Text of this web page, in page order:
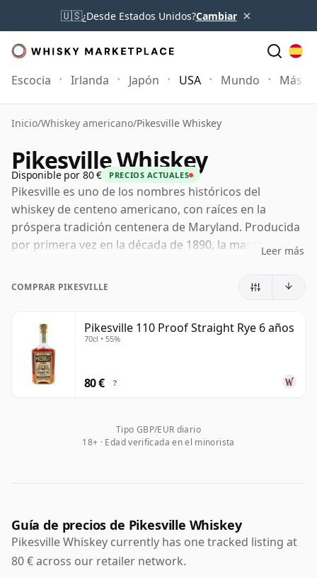
🇺🇸¿Desde Estados Unidos?Cambiar ×
Escocia Irlanda Japón USA Mundo Más
Inicio/Whiskey americano/Pikesville Whiskey
Pikesville Whiskey
Disponible por 80 € PRECIOS ACTUALES
Pikesville es uno de los nombres históricos del
whiskey de centeno americano, con raíces en la
próspera tradición centenera de Maryland. Producida
por primera vez en la década de 1890, la marca
mantuvo como el último centeno de Maryland que
Heaven Hill, que ha preservado el nombre mientras le
ha otorgado una identidad premium más clara.
La expresión moderna es Pikesville Straight Rye,
muchos centenos de fácil consumo, combinando
a Pikesville en una de las marcas de centeno
contemporáneas más respetadas.
Aunque ya no se elabora en Maryland, Pikesville aún
Leer más
COMPRAR PIKESVILLE
Pikesville 110 Proof Straight Rye 6 años
70cl • 55%
80 € ?
Tipo GBP/EUR diario
18+ · Edad verificada en el minorista
Guía de precios de Pikesville Whiskey
Pikesville Whiskey currently has one tracked listing at
80 € across our retailer network.